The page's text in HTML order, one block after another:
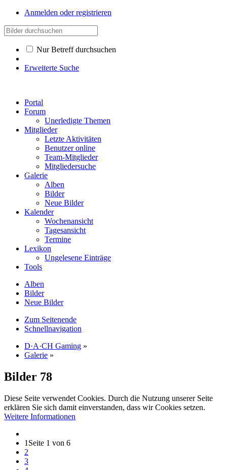
Anmelden oder registrieren
Nur Betreff durchsuchen
Erweiterte Suche
Portal
Forum
Unerledigte Themen
Mitglieder
Letzte Aktivitäten
Benutzer online
Team-Mitglieder
Mitgliedersuche
Galerie
Alben
Bilder
Neue Bilder
Kalender
Wochenansicht
Tagesansicht
Termine
Lexikon
Ungelesene Einträge
Tools
Alben
Bilder
Neue Bilder
Zum Seitenende
Schnellnavigation
D·A·CH Gaming »
Galerie »
Bilder 78
Diese Seite verwendet Cookies. Durch die Nutzung unserer Seite
erklären Sie sich damit einverstanden, dass wir Cookies setzen.
Weitere Informationen
1 Seite 1 von 6
2
3